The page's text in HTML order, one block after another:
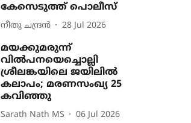
കേസെടുത്ത് പൊലീസ്
നീതു ചന്ദ്രൻ 28 Jul 2026
മയക്കുമരുന്ന്
വിൽപനയെച്ചൊല്ലി
ശ്രീലങ്കയിലെ ജയിലിൽ
കലാപം; മരണസംഖ്യ 25
കവിഞ്ഞു
Sarath Nath MS 06 Jul 2026